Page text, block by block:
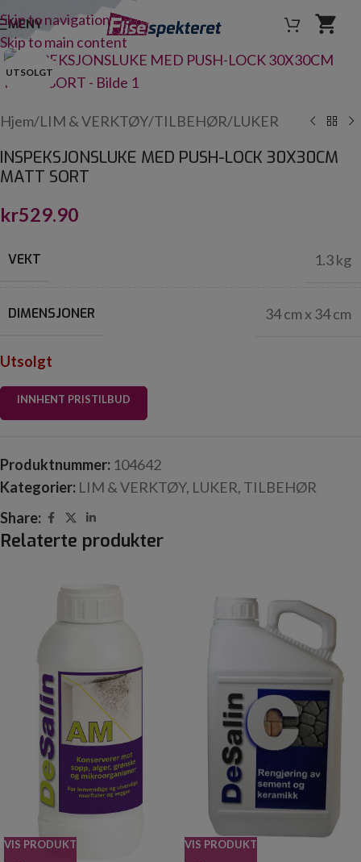
Skip to navigation
Skip to main content
MENY
UTSOLGT
Click to enlarge
Hjem/LIM & VERKTØY/TILBEHØR/LUKER
INSPEKSJONSLUKE MED PUSH-LOCK 30X30CM
MATT SORT
kr529.90
VEKT 1.3 kg
DIMENSJONER 34 cm x 34 cm
Utsolgt
INNHENT PRISTILBUD
Produktnummer: 104642
Kategorier: LIM & VERKTØY, LUKER, TILBEHØR
Share:
Relaterte produkter
VIS PRODUKT VIS PRODUKT